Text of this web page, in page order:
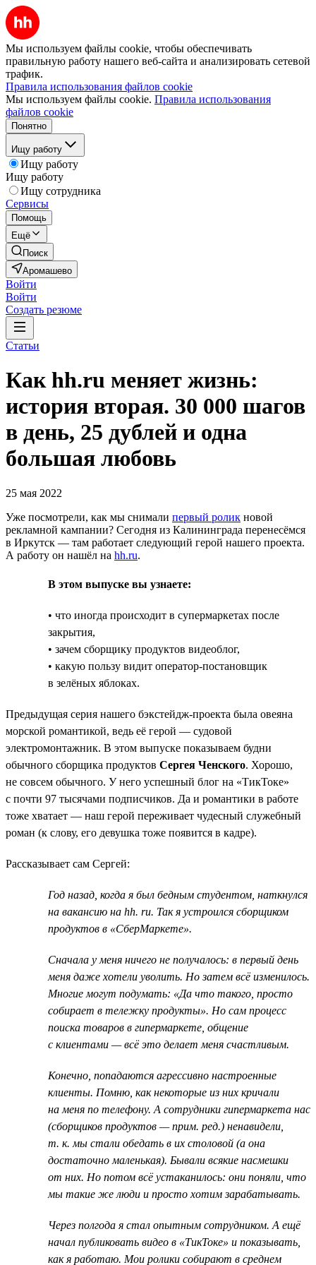
Мы используем файлы cookie, чтобы обеспечивать
правильную работу нашего веб-сайта и анализировать сетевой
трафик.
Правила использования файлов cookie
Мы используем файлы cookie. Правила использования
файлов cookie
Понятно
Ищу работу
Ищу работу
Ищу работу
Ищу сотрудника
Сервисы
Помощь
Ещё
Поиск
Аромашево
Войти
Войти
Создать резюме
Статьи
Как hh.ru меняет жизнь:
история вторая. 30 000 шагов
в день, 25 дублей и одна
большая любовь
25 мая 2022
Уже посмотрели, как мы снимали первый ролик новой
рекламной кампании? Сегодня из Калининграда перенесёмся
в Иркутск — там работает следующий герой нашего проекта.
А работу он нашёл на hh.ru.
В этом выпуске вы узнаете:
• что иногда происходит в супермаркетах после
закрытия,
• зачем сборщику продуктов видеоблог,
• какую пользу видит оператор-постановщик
в зелёных яблоках.
Предыдущая серия нашего бэкстейдж-проекта была овеяна
морской романтикой, ведь её герой — судовой
электромонтажник. В этом выпуске показываем будни
обычного сборщика продуктов Сергея Ченского. Хорошо,
не совсем обычного. У него успешный блог на «ТикТоке»
с почти 97 тысячами подписчиков. Да и романтики в работе
тоже хватает — наш герой переживает чудесный служебный
роман (к слову, его девушка тоже появится в кадре).
Рассказывает сам Сергей:
Год назад, когда я был бедным студентом, наткнулся
на вакансию на hh. ru. Так я устроился сборщиком
продуктов в «СберМаркете».
Cначала у меня ничего не получалось: в первый день
меня даже хотели уволить. Но затем всё изменилось.
Многие могут подумать: «Да что такого, просто
собирает в тележку продукты». Но сам процесс
поиска товаров в гипермаркете, общение
с клиентами — всё это делает меня счастливым.
Конечно, попадаются агрессивно настроенные
клиенты. Помню, как некоторые из них кричали
на меня по телефону. А сотрудники гипермаркета нас
(сборщиков продуктов — прим. ред.) ненавидели,
т. к. мы стали обедать в их столовой (а она
достаточно маленькая). Бывали всякие насмешки
от них. Но потом всё устаканилось: они поняли, что
мы такие же люди и просто хотим зарабатывать.
Через полгода я стал опытным сотрудником. А ещё
начал публиковать видео в «ТикТоке» и показывать,
как я работаю. Мои ролики собирают в среднем